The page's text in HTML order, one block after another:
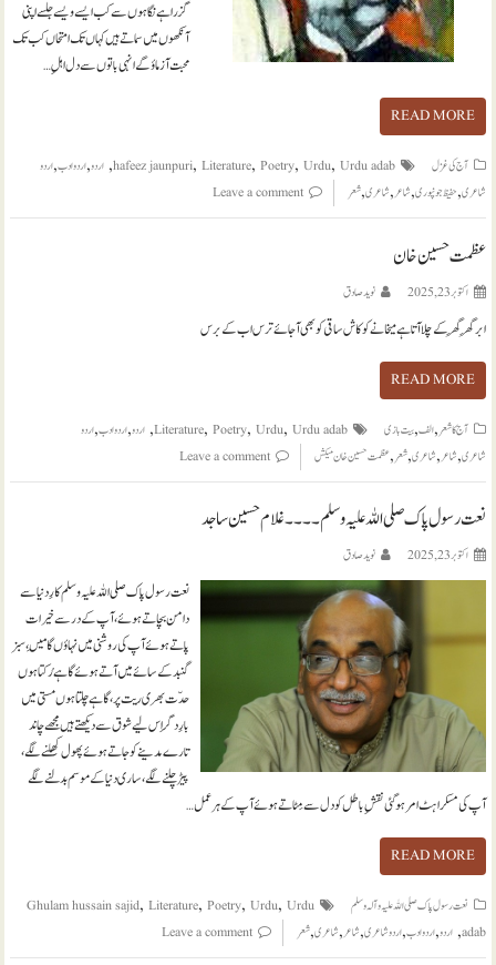
گزرا ہے نگاہوں سے کب ایسے ویسے جلسے اپنی
آنکھوں میں سماتے ہیں کہاں تک امتحاں کب تک
محبت آزماؤ گے انہی باتوں سے دل اہلِ…
READ MORE
آج کی غزل hafeez jaunpuri, Literature, Poetry, Urdu, Urdu adab
,اردو,اردو ادب,اردو
شاعری,حفیظ جونپوری,شاعر,شاعری,شعر Leave a comment
عظمت حسین خان
اکتوبر 23, 2025 نويد صادق
ابر گِھر گِھر کے چلا آتا ہے میخانے کو کاش ساقی کو بھی آ جائے ترس اب کے برس
READ MORE
آج کا شعر,الف,بیت بازی Literature, Poetry, Urdu, Urdu adab
,اردو,اردو ادب,اردو
شاعری,شاعر,شاعری,شعر,عظمت حسین خان میکش Leave a comment
نعت رسول پاک صلی اللہ علیہ وسلم ۔۔۔۔ غلام حسین ساجد
اکتوبر 23, 2025 نويد صادق
نعت رسول پاک صلی اللہ علیہ وسلم کارِ دنیا سے
دامن بچاتے ہوئے، آپ کے در سے خیرات
پاتے ہوئے آپ کی روشنی میں نہاؤں گا مَیں، سبز
گنبد کے سائے میں آتے ہوئے گاہے رُکتا ہوں
حدّت بھری ریت پر، گاہے چلتا ہوں مستی میں
بارِ دگر اِس لیے شوق سے دیکھتے ہیں مجھے چاند
تارے مدینے کو جاتے ہوئے پھول کِھلنے لگے،
پیڑ چلنے لگے، ساری دنیا کے موسم بدلنے لگے
آپ کی مسکراہٹ امر ہو گئی نقشِ باطل کو دل سے مِٹاتے ہوئے آپ کے ہر عمل…
READ MORE
نعت رسول پاک صلی اللہ علیہ و آلہ وسلم Ghulam hussain sajid, Literature, Poetry, Urdu, Urdu
adab
,اردو,اردو ادب,اردو شاعری,شاعر,شاعری,شعر Leave a comment